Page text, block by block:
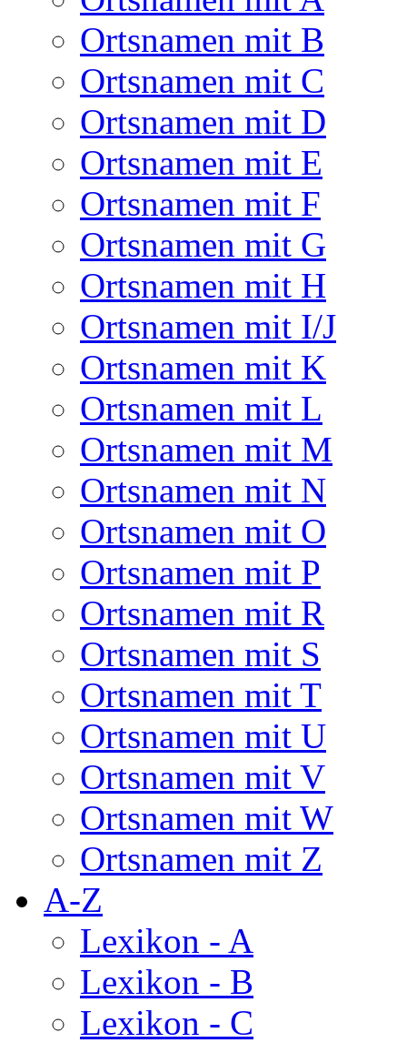
Ortsnamen mit B
Ortsnamen mit C
Ortsnamen mit D
Ortsnamen mit E
Ortsnamen mit F
Ortsnamen mit G
Ortsnamen mit H
Ortsnamen mit I/J
Ortsnamen mit K
Ortsnamen mit L
Ortsnamen mit M
Ortsnamen mit N
Ortsnamen mit O
Ortsnamen mit P
Ortsnamen mit R
Ortsnamen mit S
Ortsnamen mit T
Ortsnamen mit U
Ortsnamen mit V
Ortsnamen mit W
Ortsnamen mit Z
A-Z
Lexikon - A
Lexikon - B
Lexikon - C